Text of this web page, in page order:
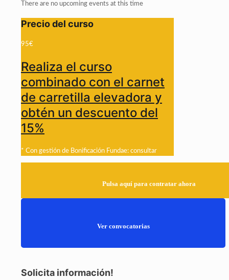
There are no upcoming events at this time
Precio del curso
95€
Realiza el curso
combinado con el carnet
de carretilla elevadora y
obtén un descuento del
15%
* Con gestión de Bonificación Fundae: consultar
Pulsa aquí para contratar ahora
Ver convocatorias
Solicita información!